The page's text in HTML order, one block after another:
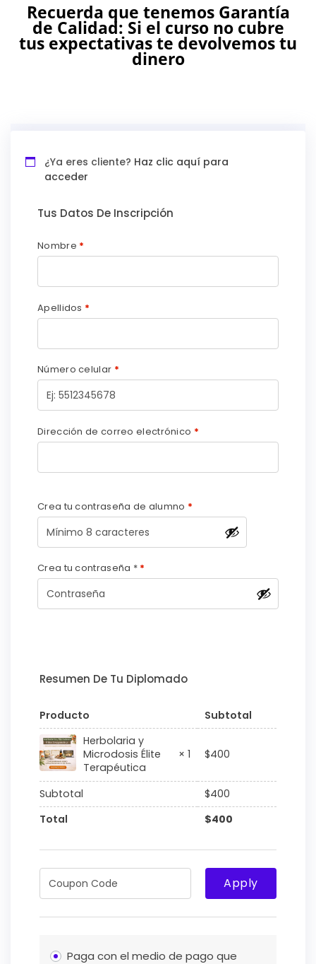
Recuerda que tenemos Garantía
de Calidad: Si el curso no cubre
tus expectativas te devolvemos tu
dinero
¿Ya eres cliente? Haz clic aquí para
acceder
Tus Datos De Inscripción
Nombre *
Apellidos *
Número celular *
Dirección de correo electrónico *
Crea tu contraseña de alumno *
Crea tu contraseña * *
Resumen De Tu Diplomado
Producto
Subtotal
Herbolaria y
Microdosis Élite
Terapéutica
× 1 $400
Subtotal $400
Total
$400
Apply
Paga con el medio de pago que